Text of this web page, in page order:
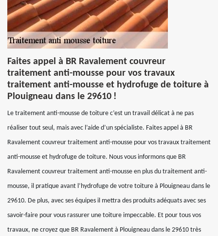
Faites appel à BR Ravalement couvreur
traitement anti-mousse pour vos travaux
traitement anti-mousse et hydrofuge de toiture à
Plouigneau dans le 29610 !
Le traitement anti-mousse de toiture c’est un travail délicat à ne pas
réaliser tout seul, mais avec l’aide d’un spécialiste. Faites appel à BR
Ravalement couvreur traitement anti-mousse pour vos travaux traitement
anti-mousse et hydrofuge de toiture. Nous vous informons que BR
Ravalement couvreur traitement anti-mousse en plus du traitement anti-
mousse, il pratique avant l’hydrofuge de votre toiture à Plouigneau dans le
29610. De plus, avec ses équipes il mettra des produits adéquats avec ses
savoir-faire pour vous rassurer une toiture impeccable. Et pour tous vos
travaux, ne croyez que BR Ravalement à Plouigneau dans le 29610 très